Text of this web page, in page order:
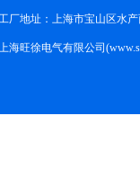
厂地址：上海市宝山区水产
海旺徐电气有限公司